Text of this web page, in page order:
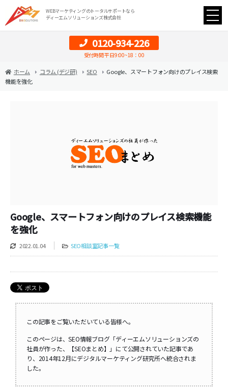
WEBマーケティングのトータルサポートなら
ディーエムソリューションズ株式会社
0120-934-226
受付時間 平日9:00~18：00
ホーム コラム (デジ研) SEO
Google、スマートフォン向けのプレイス検索
機能を強化
Google、スマートフォン向けのプレイス検索機能
を強化
2022.01.04 SEO相談室記事一覧
この記事をご覧いただいている皆様へ。
このページは、SEO情報ブログ「ディーエムソリューションズの
社員が作った、【SEOまとめ】」にて公開されていた記事であ
り、2014年12月にデジタルマーケティング研究所へ統合されま
した。